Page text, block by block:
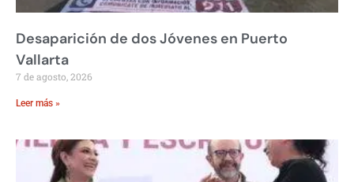
Desaparición de dos Jóvenes en Puerto
Vallarta
7 de agosto, 2026
Leer más »